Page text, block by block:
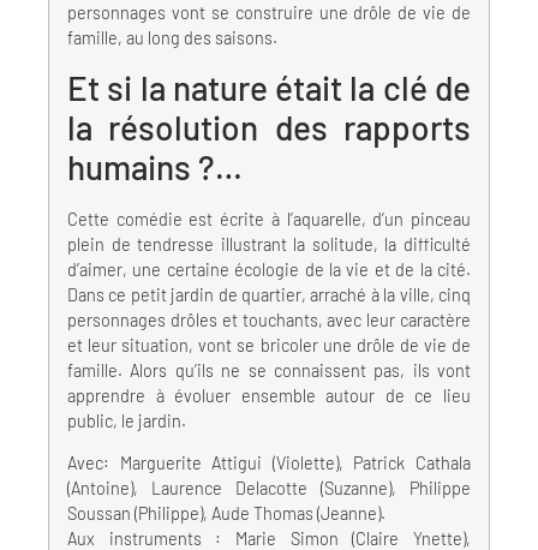
personnages vont se construire une drôle de vie de
famille, au long des saisons.
Et si la nature était la clé de
la résolution des rapports
humains ?…
Cette comédie est écrite à l’aquarelle, d’un pinceau
plein de tendresse illustrant la solitude, la difficulté
d’aimer, une certaine écologie de la vie et de la cité.
Dans ce petit jardin de quartier, arraché à la ville, cinq
personnages drôles et touchants, avec leur caractère
et leur situation, vont se bricoler une drôle de vie de
famille. Alors qu’ils ne se connaissent pas, ils vont
apprendre à évoluer ensemble autour de ce lieu
public, le jardin.
Avec: Marguerite Attigui (Violette), Patrick Cathala
(Antoine), Laurence Delacotte (Suzanne), Philippe
Soussan (Philippe), Aude Thomas (Jeanne).
Aux instruments : Marie Simon (Claire Ynette),